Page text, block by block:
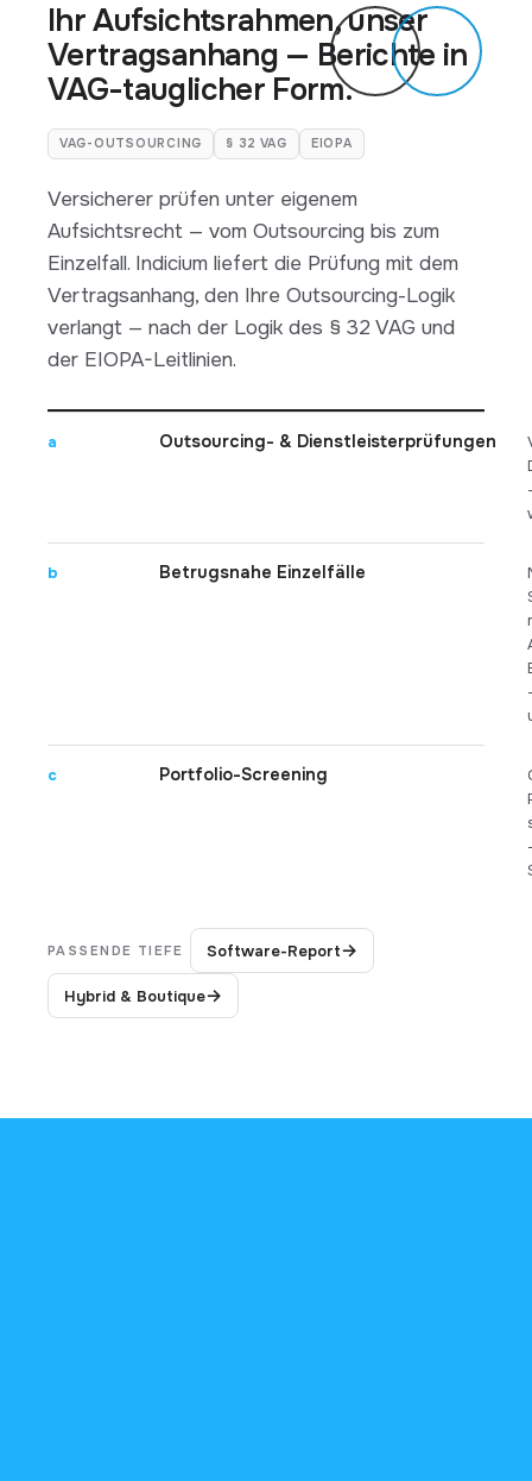
Ihr Aufsichtsrahmen, unser
Vertragsanhang — Berichte in
VAG-tauglicher Form.
VAG-OUTSOURCING § 32 VAG EIOPA
Versicherer prüfen unter eigenem
Aufsichtsrecht — vom Outsourcing bis zum
Einzelfall. Indicium liefert die Prüfung mit dem
Vertragsanhang, den Ihre Outsourcing-Logik
verlangt — nach der Logik des § 32 VAG und
der EIOPA-Leitlinien.
a Outsourcing- & Dienstleisterprüfungen
b Betrugsnahe Einzelfälle
c Portfolio-Screening
PASSENDE TIEFE Software-Report→
Hybrid & Boutique→